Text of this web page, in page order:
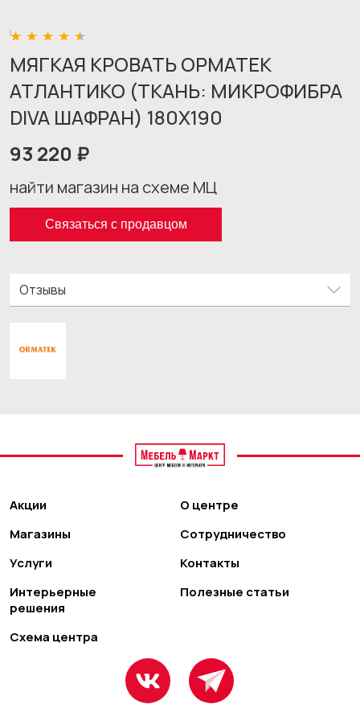
МЯГКАЯ КРОВАТЬ ОРМАТЕК
АТЛАНТИКО (ТКАНЬ: МИКРОФИБРА
DIVA ШАФРАН) 180X190
93 220 ₽
найти магазин на схеме МЦ
Связаться с продавцом
Отзывы
Акции
Магазины
Услуги
Интерьерные
решения
Схема центра
О центре
Сотрудничество
Контакты
Полезные статьи